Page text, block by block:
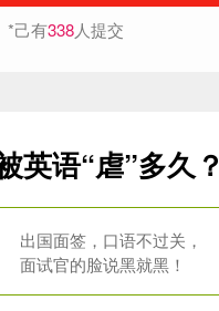
*己有338人提交
英语“虐”多久？
出国面签，口语不过关，
面试官的脸说黑就黑！